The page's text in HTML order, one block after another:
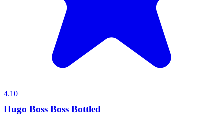
4.10
Hugo Boss Boss Bottled